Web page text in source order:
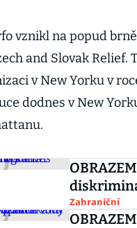
vznikl na popud
and Slovak Relief.
v New Yorku v
dodnes v New
Zahraniční